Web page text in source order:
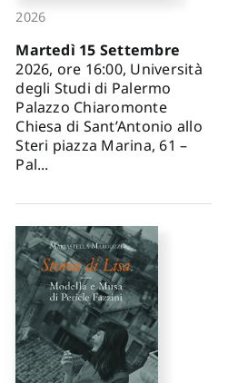
2026
Martedì 15 Settembre
2026, ore 16:00, Università
degli Studi di Palermo
Palazzo Chiaromonte
Chiesa di Sant’Antonio allo
Steri piazza Marina, 61 –
Pal...